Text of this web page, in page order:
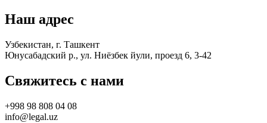
Наш адрес
Узбекистан, г. Ташкент
Юнусабадский р., ул. Ниёзбек йули, проезд 6, 3-42
Свяжитесь с нами
+998 98 808 04 08
info@legal.uz